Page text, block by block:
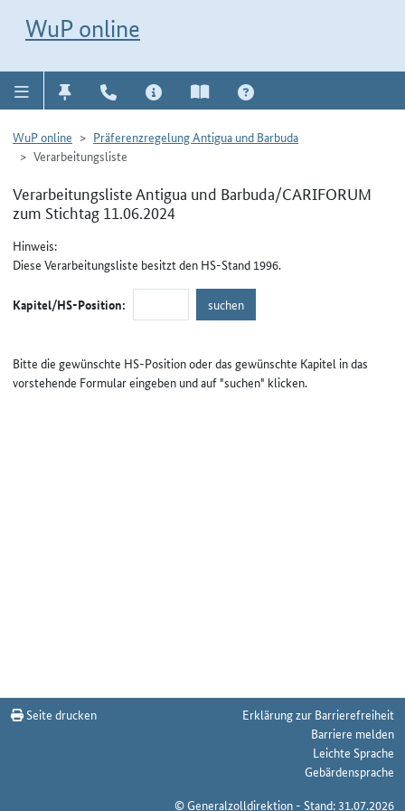
WuP online
WuP online
Präferenzregelung Antigua und Barbuda
Verarbeitungsliste
Verarbeitungsliste Antigua und Barbuda/CARIFORUM
zum Stichtag 11.06.2024
Hinweis:
Diese Verarbeitungsliste besitzt den HS-Stand 1996.
Kapitel/HS-Position:
Bitte die gewünschte HS-Position oder das gewünschte Kapitel in das
vorstehende Formular eingeben und auf "suchen" klicken.
Seite drucken
Erklärung zur Barrierefreiheit
Barriere melden
Leichte Sprache
Gebärdensprache
© Generalzolldirektion - Stand: 31.07.2026